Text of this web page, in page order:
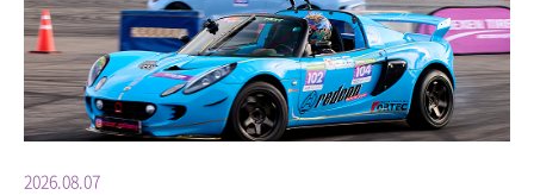
2026.08.07